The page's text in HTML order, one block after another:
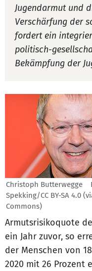
Jugendarmut und
Verschärfung der
fordert ein
politisch-
Bekämpfung der
Christoph Butterwegge
Spekking/CC BY-SA 4.0
Commons)
Armutsrisikoquote
ein Jahr zuvor, so
der Menschen von
2020 mit 26 Prozent